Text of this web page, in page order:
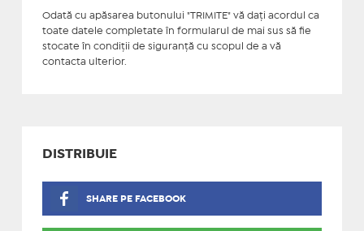
Odată cu apăsarea butonului "TRIMITE" vă daţi acordul ca
toate datele completate în formularul de mai sus să fie
stocate în condiţii de siguranţă cu scopul de a vă
contacta ulterior.
DISTRIBUIE
SHARE PE FACEBOOK